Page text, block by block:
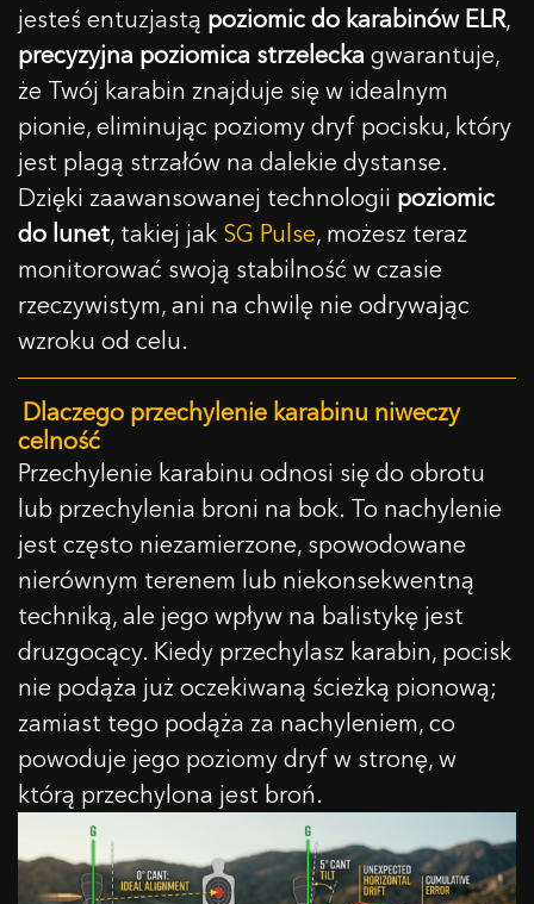
jesteś entuzjastą poziomic do karabinów ELR,
precyzyjna poziomica strzelecka gwarantuje,
że Twój karabin znajduje się w idealnym
pionie, eliminując poziomy dryf pocisku, który
jest plagą strzałów na dalekie dystanse.
Dzięki zaawansowanej technologii poziomic
do lunet, takiej jak SG Pulse, możesz teraz
monitorować swoją stabilność w czasie
rzeczywistym, ani na chwilę nie odrywając
wzroku od celu.
Dlaczego przechylenie karabinu niweczy
celność
Przechylenie karabinu odnosi się do obrotu
lub przechylenia broni na bok. To nachylenie
jest często niezamierzone, spowodowane
nierównym terenem lub niekonsekwentną
techniką, ale jego wpływ na balistykę jest
druzgocący. Kiedy przechylasz karabin, pocisk
nie podąża już oczekiwaną ścieżką pionową;
zamiast tego podąża za nachyleniem, co
powoduje jego poziomy dryf w stronę, w
którą przechylona jest broń.